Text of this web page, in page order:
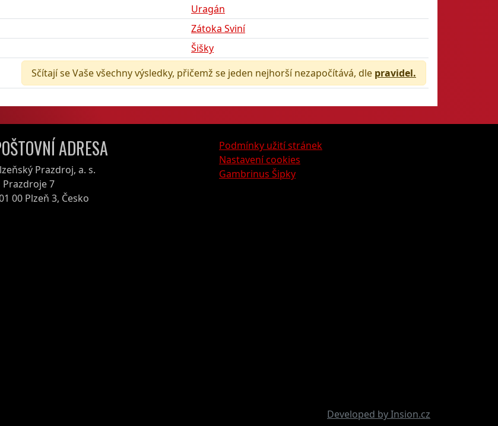
Uragán
Zátoka Sviní
Šišky
Sčítají se Vaše všechny výsledky, přičemž se jeden nejhorší nezapočítává, dle pravidel.
ADRESA
Prazdroj, a. s.
Prazdroje 7
00 Plzeň 3, Česko
Podmínky užití stránek
Nastavení cookies
Gambrinus Šipky
Developed by Insion.cz